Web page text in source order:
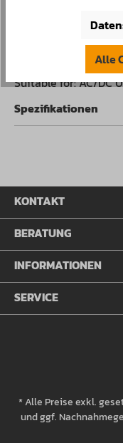
Suitable for: AC/DC
Spezifikationen
KONTAKT
BERATUNG
INFORMATIONEN
SERVICE
* Alle Preise exkl.
und ggf.
Alle